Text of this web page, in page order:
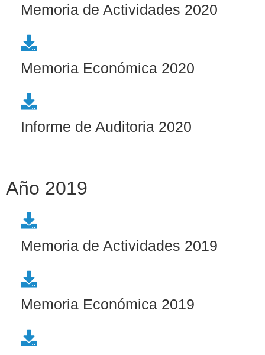
Memoria de Actividades 2020
Memoria Económica 2020
Informe de Auditoria 2020
Año 2019
Memoria de Actividades 2019
Memoria Económica 2019